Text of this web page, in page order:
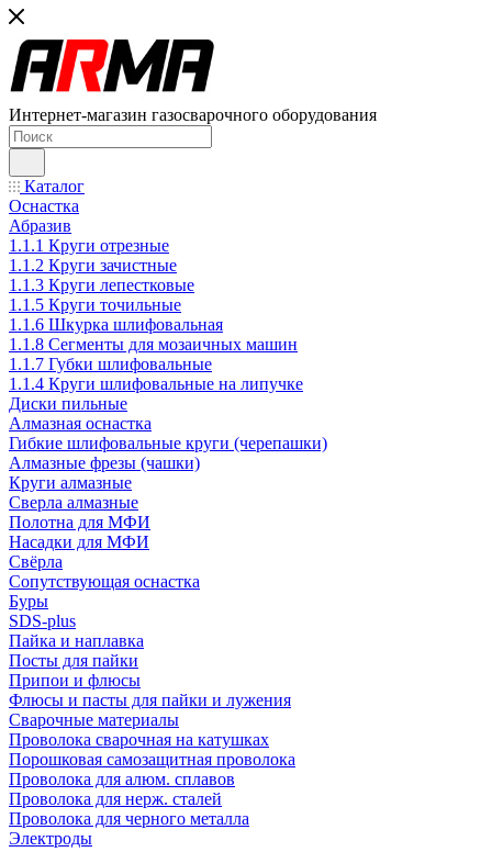
Интернет-магазин газосварочного оборудования
Каталог
Оснастка
Абразив
1.1.1 Круги отрезные
1.1.2 Круги зачистные
1.1.3 Круги лепестковые
1.1.5 Круги точильные
1.1.6 Шкурка шлифовальная
1.1.8 Сегменты для мозаичных машин
1.1.7 Губки шлифовальные
1.1.4 Круги шлифовальные на липучке
Диски пильные
Алмазная оснастка
Гибкие шлифовальные круги (черепашки)
Алмазные фрезы (чашки)
Круги алмазные
Сверла алмазные
Полотна для МФИ
Насадки для МФИ
Свёрла
Сопутствующая оснастка
Буры
SDS-plus
Пайка и наплавка
Посты для пайки
Припои и флюсы
Флюсы и пасты для пайки и лужения
Сварочные материалы
Проволока сварочная на катушках
Порошковая самозащитная проволока
Проволока для алюм. сплавов
Проволока для нерж. сталей
Проволока для черного металла
Электроды